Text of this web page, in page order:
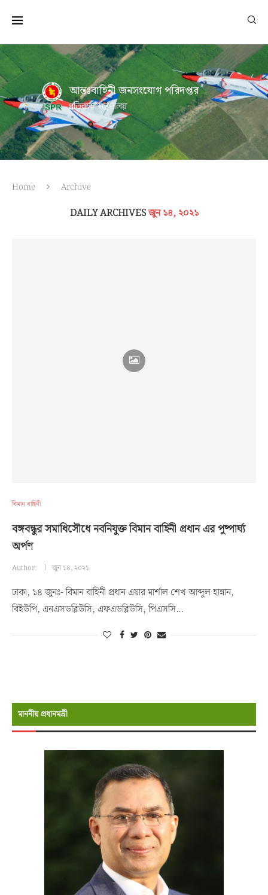
আন্তঃবাহিনী জনসংযোগ পরিদপ্তর
প্রতিরক্ষা মন্ত্রণালয়
Home Archive
DAILY ARCHIVESজুন ১৪, ২০২১
বিমান বাহিনী
বঙ্গবন্ধুর সমাধিসৌধে নবনিযুক্ত বিমান বাহিনী প্রধান এর পুষ্পার্ঘ্য
অর্পণ
Author: জুন ১৪, ২০২১
ঢাকা, ১৪ জুনঃ- বিমান বাহিনী প্রধান এয়ার মার্শাল শেখ আব্দুল হান্নান,
বিইউপি, এনএসডব্লিউসি, এফএডব্লিউসি, পিএসসি…
মাননীয় প্রধানমন্রী